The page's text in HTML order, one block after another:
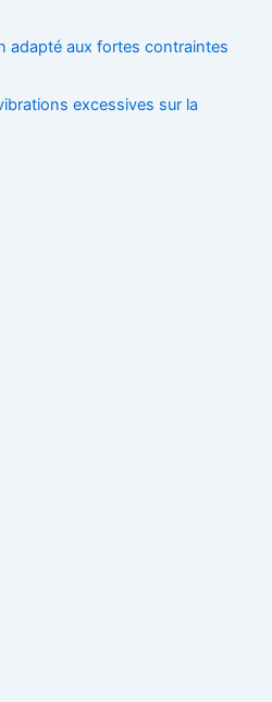
adapté aux fortes contraintes
excessives sur la